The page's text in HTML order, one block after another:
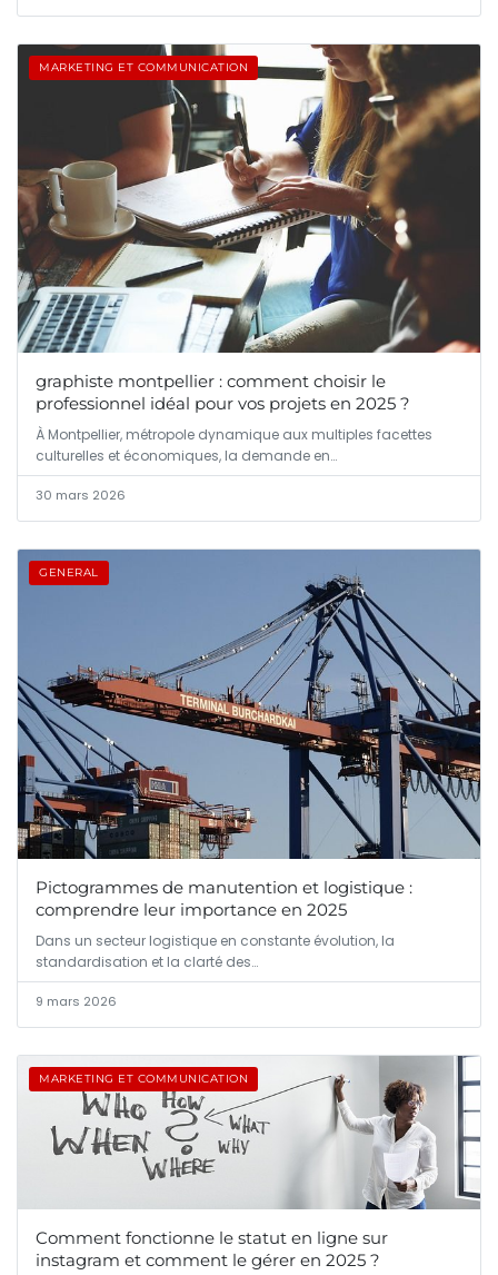
MARKETING ET COMMUNICATION
graphiste montpellier : comment choisir le
professionnel idéal pour vos projets en 2025 ?
À Montpellier, métropole dynamique aux multiples facettes
culturelles et économiques, la demande en…
30 mars 2026
GENERAL
Pictogrammes de manutention et logistique :
comprendre leur importance en 2025
Dans un secteur logistique en constante évolution, la
standardisation et la clarté des…
9 mars 2026
MARKETING ET COMMUNICATION
Comment fonctionne le statut en ligne sur
instagram et comment le gérer en 2025 ?